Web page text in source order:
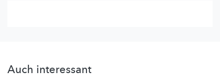
Auch interessant